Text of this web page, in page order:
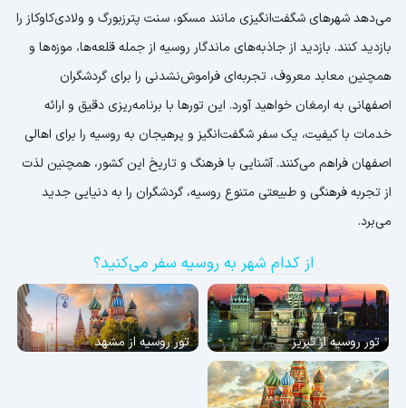
می‌دهد شهرهای شگفت‌انگیزی مانند مسکو، سنت پترزبورگ و ولادی‌کاوکاز را
بازدید کنند. بازدید از جاذبه‌های ماندگار روسیه از جمله قلعه‌ها، موزه‌ها و
همچنین معابد معروف، تجربه‌ای فراموش‌نشدنی را برای گردشگران
اصفهانی به ارمغان خواهید آورد. این تورها با برنامه‌ریزی دقیق و ارائه
خدمات با کیفیت، یک سفر شگفت‌انگیز و پرهیجان به روسیه را برای اهالی
اصفهان فراهم می‌کنند. آشنایی با فرهنگ و تاریخ این کشور، همچنین لذت
از تجربه فرهنگی و طبیعتی متنوع روسیه، گردشگران را به دنیایی جدید
می‌برد.
از کدام شهر به روسیه سفر می‌کنید؟
تور روسیه از تبریز تور روسیه از مشهد